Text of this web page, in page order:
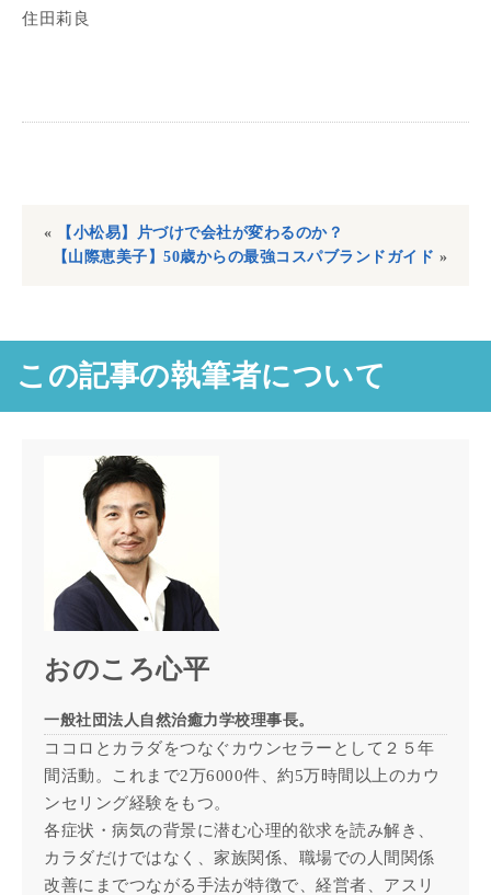
住田莉良
«
【小松易】片づけで会社が変わるのか？
【山際恵美子】50歳からの最強コスパブランドガイド »
この記事の執筆者について
おのころ心平
一般社団法人自然治癒力学校理事長。
ココロとカラダをつなぐカウンセラーとして２５年
間活動。これまで2万6000件、約5万時間以上のカウ
ンセリング経験をもつ。
各症状・病気の背景に潜む心理的欲求を読み解き、
カラダだけではなく、家族関係、職場での人間関係
改善にまでつながる手法が特徴で、経営者、アスリ